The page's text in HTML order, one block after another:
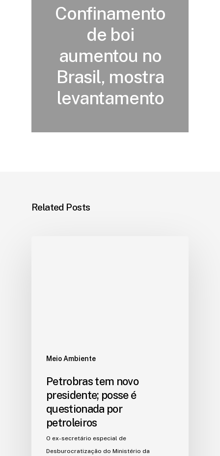
Confinamento
de boi
aumentou no
Brasil, mostra
levantamento
Related Posts
Meio Ambiente
Petrobras tem novo
presidente; posse é
questionada por
petroleiros
O ex-secretário especial de
Desburocratização do Ministério da